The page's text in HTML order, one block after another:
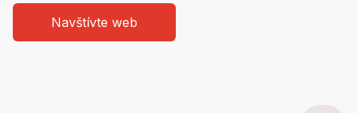
Navštívte web